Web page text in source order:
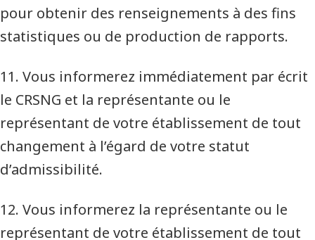
pour obtenir des renseignements à des fins
statistiques ou de production de rapports.
11. Vous informerez immédiatement par écrit
le CRSNG et la représentante ou le
représentant de votre établissement de tout
changement à l’égard de votre statut
d’admissibilité.
12. Vous informerez la représentante ou le
représentant de votre établissement de tout